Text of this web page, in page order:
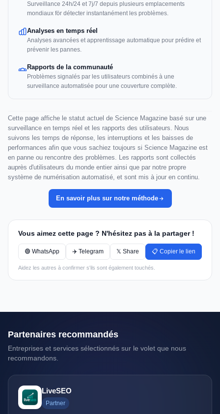
Surveillance 24h/24 et 7j/7 depuis plusieurs emplacements
mondiaux för détecter instantanément les problèmes.
Analyses en temps réel
Analyses avancées et apprentissage automatique pour prédire et
prévenir les pannes.
Rapports de la communauté
Problèmes signalés par les utilisateurs combinés à une
surveillance automatisée pour une couverture complète.
Cette page affiche le statut actuel de Science Magazine basé sur une
surveillance en temps réel et les rapports des utilisateurs. Nous
suivons les temps de réponse, les interruptions et les baisses de
performances afin que vous sachiez toujours si Science Magazine est
en panne ou rencontre des problèmes. Les rapports sont collectés
auprès d'utilisateurs du monde entier ainsi que par notre propre
système de numérisation automatisé, et sont mis à jour en continu.
En savoir plus sur notre méthode
Vous aimez cette page ? N'hésitez pas à la partager !
🟢 WhatsApp ✈️ Telegram 𝕏 Share 📋 Copier le lien
Aidez les autres à confirmer s'ils sont également touchés.
Partenaires recommandés
Entreprises et services sélectionnés sur le volet que nous
recommandons.
LiveSEO
Partner